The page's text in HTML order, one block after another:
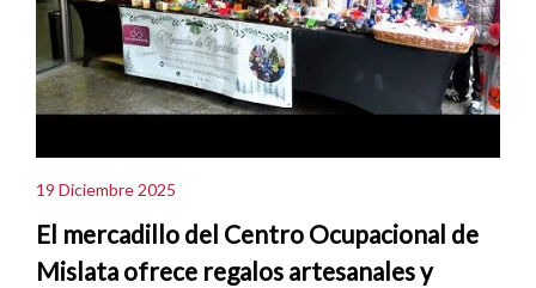
19 Diciembre 2025
El mercadillo del Centro Ocupacional de
Mislata ofrece regalos artesanales y